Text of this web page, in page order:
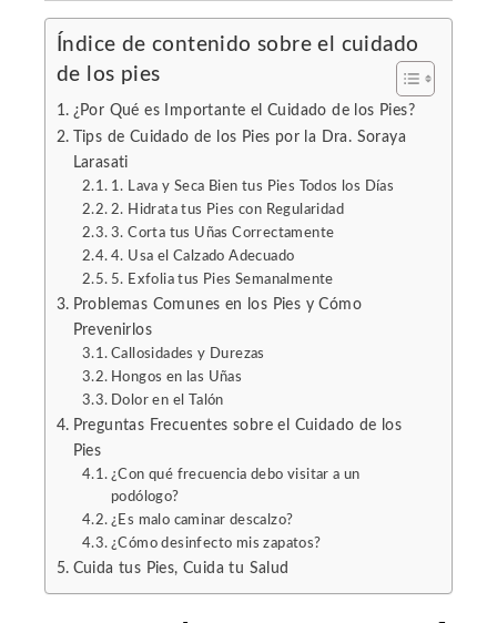
Índice de contenido sobre el cuidado
de los pies
¿Por Qué es Importante el Cuidado de los Pies?
Tips de Cuidado de los Pies por la Dra. Soraya
Larasati
1. Lava y Seca Bien tus Pies Todos los Días
2. Hidrata tus Pies con Regularidad
3. Corta tus Uñas Correctamente
4. Usa el Calzado Adecuado
5. Exfolia tus Pies Semanalmente
Problemas Comunes en los Pies y Cómo
Prevenirlos
Callosidades y Durezas
Hongos en las Uñas
Dolor en el Talón
Preguntas Frecuentes sobre el Cuidado de los
Pies
¿Con qué frecuencia debo visitar a un
podólogo?
¿Es malo caminar descalzo?
¿Cómo desinfecto mis zapatos?
Cuida tus Pies, Cuida tu Salud